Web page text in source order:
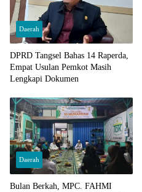
Daerah
DPRD Tangsel Bahas 14 Raperda,
Empat Usulan Pemkot Masih
Lengkapi Dokumen
Daerah
Bulan Berkah, MPC. FAHMI